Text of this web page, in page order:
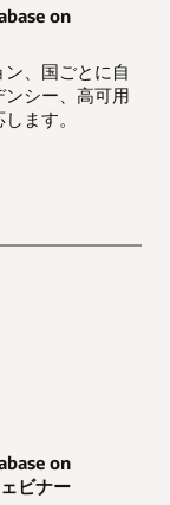
on
、国ごとに自
シー、高可用
ます。
on
ビナー